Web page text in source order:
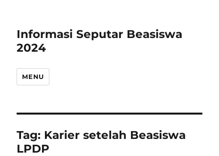
Informasi Seputar Beasiswa
2024
MENU
Tag: Karier setelah Beasiswa
LPDP